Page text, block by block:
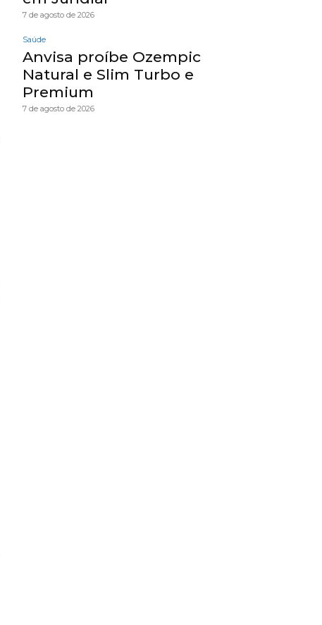
7 de agosto de 2026
Saúde
Anvisa proíbe Ozempic
Natural e Slim Turbo e
Premium
7 de agosto de 2026